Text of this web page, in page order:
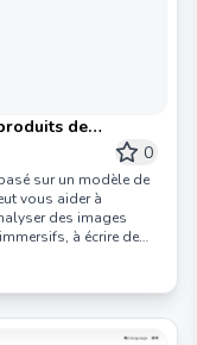
de
votre
par 10 fois.
0
sur un modèle de
vous aider à
des images
à écrire de
documents
de balle flottante
10 fois plus
importe votre rôle,